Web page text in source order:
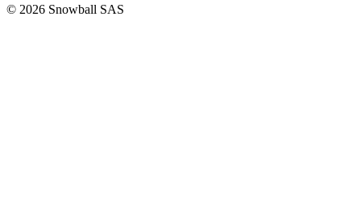
© 2026 Snowball SAS